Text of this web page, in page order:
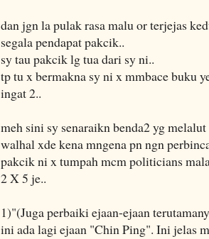
dan jgn la pulak rasa malu or terjejas
segala pendapat pakcik..
sy tau pakcik lg tua dari sy ni..
tp tu x bermakna sy ni x mmbace buku
ingat 2..
meh sini sy senaraikn benda2 yg
walhal xde kena mngena pn ngn
pakcik ni x tumpah mcm politicians
2 X 5 je..
1)"(Juga perbaiki ejaan-ejaan
ini ada lagi ejaan "Chin Ping". Ini jelas